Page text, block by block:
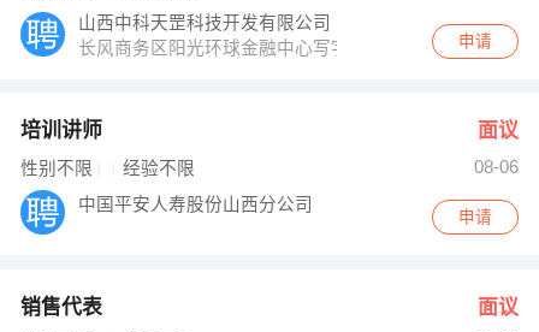
山西中科天罡科技开发有限公司
长风商务区阳光环球金融中心写字楼704室
申请
培训讲师 面议
性别不限 经验不限
08-06
中国平安人寿股份山西分公司
申请
销售代表 面议